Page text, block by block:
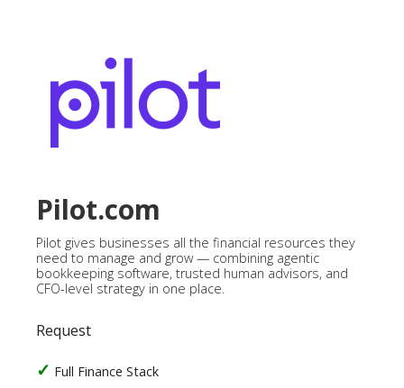
Pilot.com
Pilot gives businesses all the financial resources they
need to manage and grow — combining agentic
bookkeeping software, trusted human advisors, and
CFO-level strategy in one place.
Request
Full Finance Stack